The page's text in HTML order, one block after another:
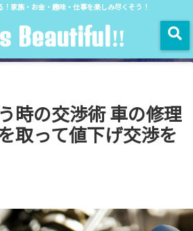
家族・お金・趣味・仕事を楽しみ尽くそう！
Beautiful‼︎
時の交渉術 車の修理
取って値下げ交渉を